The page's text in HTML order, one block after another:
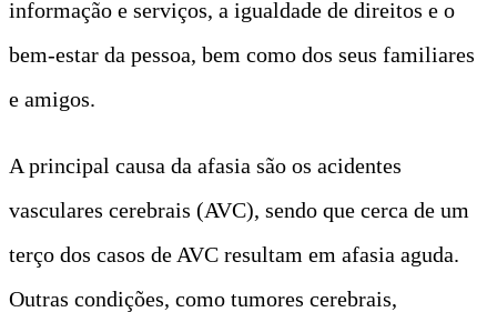
informação e serviços, a igualdade de direitos e o
bem-estar da pessoa, bem como dos seus familiares
e amigos.
A principal causa da afasia são os acidentes
vasculares cerebrais (AVC), sendo que cerca de um
terço dos casos de AVC resultam em afasia aguda.
Outras condições, como tumores cerebrais,